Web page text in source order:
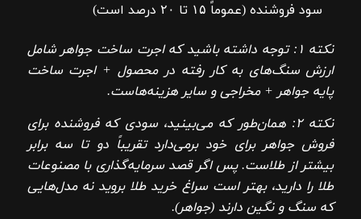
سود فروشنده (عموماً ۱۵ تا ۲۰ درصد است)
نکته ۱: توجه داشته باشید که اجرت ساخت جواهر شامل
ارزش سنگ‌های به کار رفته در محصول + اجرت ساخت
پایه جواهر + مخراجی و سایر هزینه‌هاست.
نکته ۲: همان‌طور که می‌بینید، سودی که فروشنده برای
فروش جواهر برای خود برمی‌دارد تقریباً دو تا سه برابر
بیشتر از طلاست. پس اگر قصد سرمایه‌گذاری با مصنوعات
طلا را دارید، بهتر است سراغ خرید طلا بروید نه مدل‌هایی
که سنگ و نگین دارند (جواهر).